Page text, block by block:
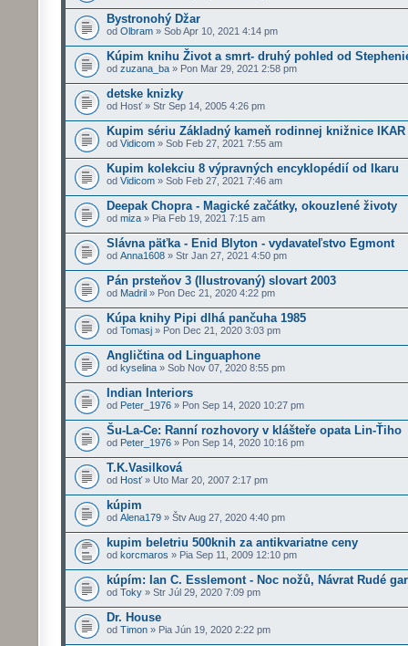
Bystronohý Džar
od Olbram » Sob Apr 10, 2021 4:14 pm
Kúpim knihu Život a smrt- druhý pohled od
od zuzana_ba » Pon Mar 29, 2021 2:58 pm
detske knizky
od Hosť » Str Sep 14, 2005 4:26 pm
Kupim sériu Základný kameň rodinnej knižnice IKAR
od Vidicom » Sob Feb 27, 2021 7:55 am
Kupim kolekciu 8 výpravných encyklopédií od Ikaru
od Vidicom » Sob Feb 27, 2021 7:46 am
Deepak Chopra - Magické začátky, okouzlené životy
od miza » Pia Feb 19, 2021 7:15 am
Slávna päťka - Enid Blyton - vydavateľstvo Egmont
od Anna1608 » Str Jan 27, 2021 4:50 pm
Pán prsteňov 3 (Ilustrovaný) slovart 2003
od Madril » Pon Dec 21, 2020 4:22 pm
Kúpa knihy Pipi dlhá pančuha 1985
od Tomasj » Pon Dec 21, 2020 3:03 pm
Angličtina od Linguaphone
od kyselina » Sob Nov 07, 2020 8:55 pm
Indian Interiors
od Peter_1976 » Pon Sep 14, 2020 10:27 pm
Šu-La-Ce: Ranní rozhovory v klášteře opata Lin-Ťiho
od Peter_1976 » Pon Sep 14, 2020 10:16 pm
T.K.Vasilková
od Hosť» Uto Mar 20, 2007 2:17 pm
kúpim
od Alena179 » Štv Aug 27, 2020 4:40 pm
kupim beletriu 500knih za antikvariatne ceny
od korcmaros » Pia Sep 11, 2009 12:10 pm
kúpím: Ian C. Esslemont - Noc nožů, Návrat Rudé
od Toky » Str Júl 29, 2020 7:09 pm
Dr. House
od Timon » Pia Jún 19, 2020 2:22 pm